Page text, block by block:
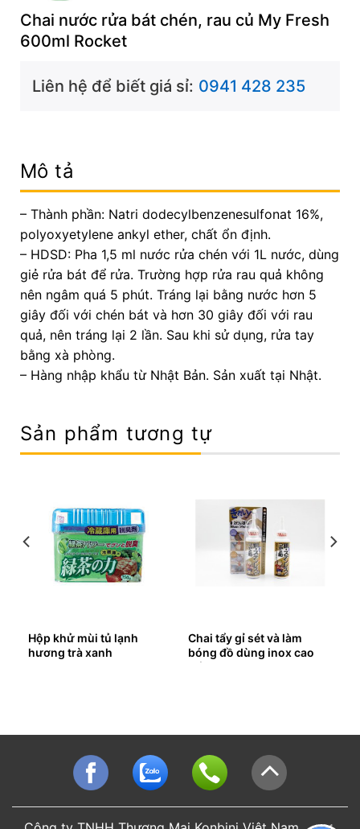
Chai nước rửa bát chén, rau củ My Fresh
600ml Rocket
Liên hệ để biết giá sỉ: 0941 428 235
Mô tả
– Thành phần: Natri dodecylbenzenesulfonat 16%,
polyoxyetylene ankyl ether, chất ổn định.
– HDSD: Pha 1,5 ml nước rửa chén với 1L nước, dùng
giẻ rửa bát để rửa. Trường hợp rửa rau quả không
nên ngâm quá 5 phút. Tráng lại bằng nước hơn 5
giây đối với chén bát và hơn 30 giây đối với rau
quả, nên tráng lại 2 lần. Sau khi sử dụng, rửa tay
bằng xà phòng.
– Hàng nhập khẩu từ Nhật Bản. Sản xuất tại Nhật.
Sản phẩm tương tự
Hộp khử mùi tủ lạnh
hương trà xanh
Chai tẩy gỉ sét và làm
bóng đồ dùng inox cao
cấp